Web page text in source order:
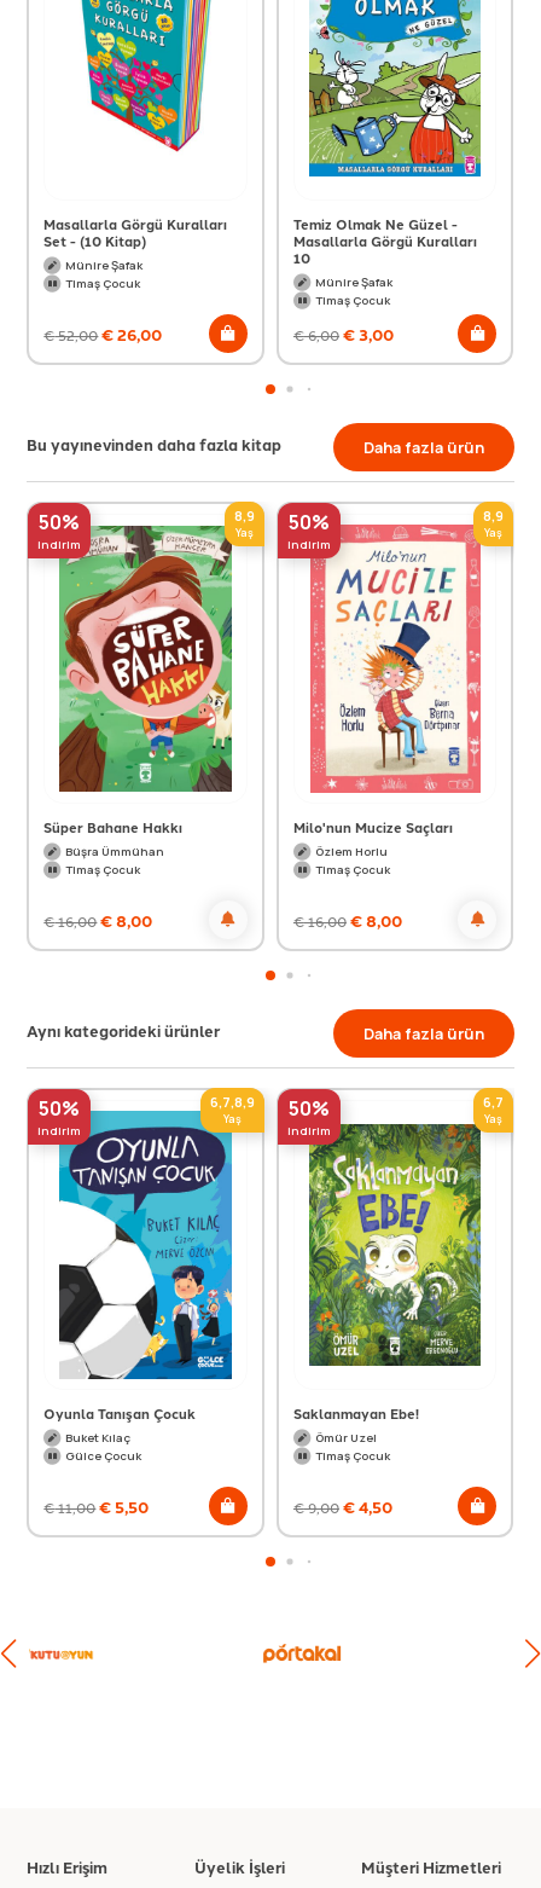
Masallarla Görgü Kuralları
Set - (10 Kitap)
Münire Şafak
Timaş Çocuk
€52,00€26,00
Temiz Olmak Ne Güzel -
Masallarla Görgü Kuralları
10
Münire Şafak
Timaş Çocuk
€6,00€3,00
Bu yayınevinden daha fazla kitap Daha fazla ürün
50%
indirim
8,9
Yaş
Süper Bahane Hakkı
Büşra Ümmühan
Timaş Çocuk
€16,00€8,00
50%
indirim
8,9
Yaş
Milo'nun Mucize Saçları
Özlem Horlu
Timaş Çocuk
€16,00€8,00
Aynı kategorideki ürünler Daha fazla ürün
50%
indirim
6,7,8,9
Yaş
Oyunla Tanışan Çocuk
Buket Kılaç
Gülce Çocuk
€11,00€ 5,50
50%
indirim
6,7
Yaş
Saklanmayan Ebe!
Ömür Uzel
Timaş Çocuk
€9,00€4,50
Hızlı Erişim Üyelik İşleri Müşteri Hizmetleri